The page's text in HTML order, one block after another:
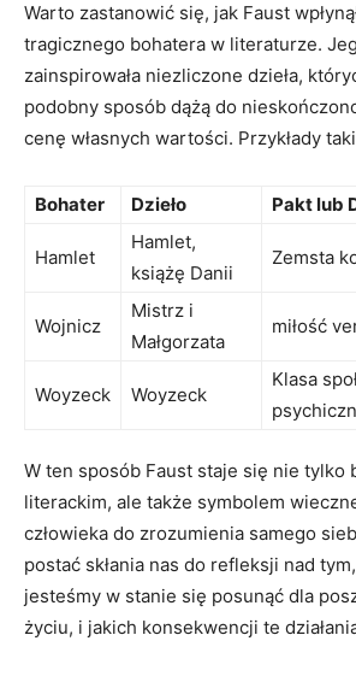
Warto zastanowić się, jak Faust
tragicznego bohatera w literaturze.
zainspirowała niezliczone dzieła,
podobny sposób dążą do
cenę własnych wartości. Przykłady
Bohater Dzieło Pakt lub
Hamlet
Hamlet,
książę Danii
Zemsta
Wojnicz
Mistrz i
Małgorzata
miłość
Woyzeck Woyzeck
Klasa
W ten sposób Faust staje się nie tylko
literackim, ale także symbolem
człowieka do zrozumienia samego
postać skłania nas do refleksji nad
jesteśmy w stanie się posunąć dla
życiu, i jakich konsekwencji te